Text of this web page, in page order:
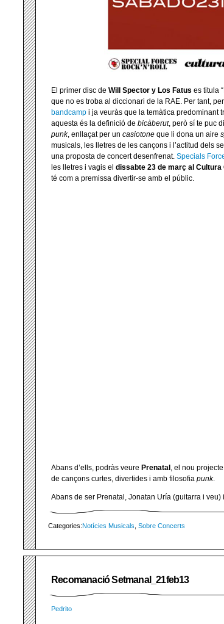
El primer disc de Will Spector y Los Fatus es titula
que no es troba al diccionari de la RAE. Per tant,
bandcamp i ja veuràs que la temàtica predominant
aquesta és la definició de bicàberut, però sí te puc
punk, enllaçat per un casiotone que li dona un aire
musicals, les lletres de les cançons i l’actitud dels
una proposta de concert desenfrenat. Specials
les lletres i vagis el dissabte 23 de març al Cultura
té com a premissa divertir-se amb el públic.
Abans d’ells, podràs veure Prenatal , el nou
de cançons curtes, divertides i amb filosofia punk.
Abans de ser Prenatal, Jonatan Uría (guitarra i
Categories:Notícies Musicals Sobre Concerts
Recomanació Setmanal_21feb13
Pedrito